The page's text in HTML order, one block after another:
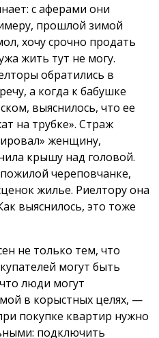
с аферами они
прошлой зимой
хочу срочно продать
жить тут не могу.
обратились в
а когда к бабушке
выяснилось, что ее
на трубке». Страж
женщину,
крышу над головой.
череповчанке,
жилье. Риелтору она
выяснилось, это тоже
не только тем, что
могут быть
люди могут
в корыстных целях, —
покупке квартир нужно
подключить